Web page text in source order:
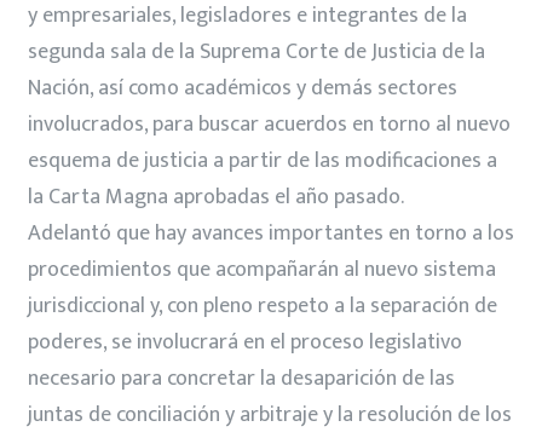
y empresariales, legisladores e integrantes de la
segunda sala de la Suprema Corte de Justicia de la
Nación, así como académicos y demás sectores
involucrados, para buscar acuerdos en torno al nuevo
esquema de justicia a partir de las modificaciones a
la Carta Magna aprobadas el año pasado.
Adelantó que hay avances importantes en torno a los
procedimientos que acompañarán al nuevo sistema
jurisdiccional y, con pleno respeto a la separación de
poderes, se involucrará en el proceso legislativo
necesario para concretar la desaparición de las
juntas de conciliación y arbitraje y la resolución de los